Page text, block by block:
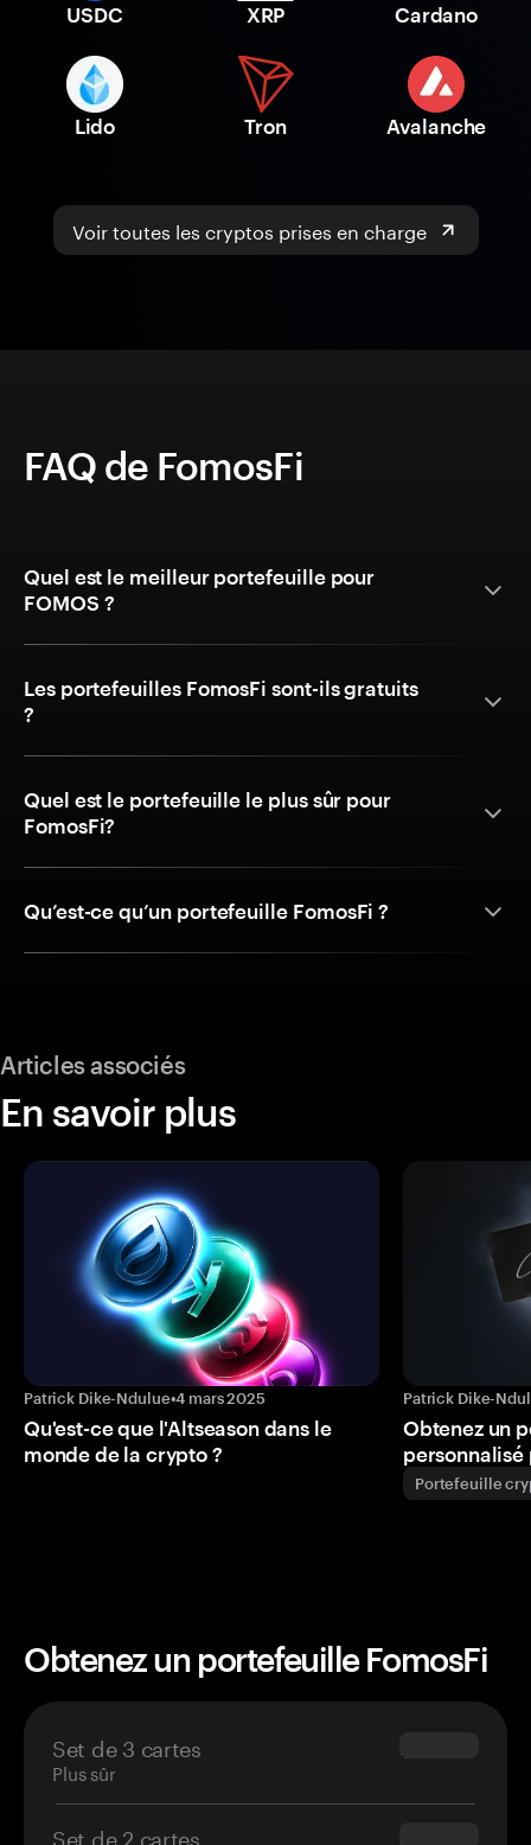
USDC XRP Cardano
Lido Tron Avalanche
Voir toutes les cryptos prises en charge
FAQ de FomosFi
Quel est le meilleur portefeuille pour
FOMOS ?
Les portefeuilles FomosFi sont-ils gratuits
?
Quel est le portefeuille le plus sûr pour
FomosFi?
Qu’est-ce qu’un portefeuille FomosFi ?
Articles associés
En savoir plus
Patrick Dike-Ndulue•4 mars 2025
Qu'est-ce que l'Altseason dans le
monde de la crypto ?
Patrick Dike-
Obtenez un
personnalisé
Portefeuille
Obtenez un portefeuille FomosFi
Set de 3 cartes
Plus sûr
$69.90
Set de 2 cartes $54.90